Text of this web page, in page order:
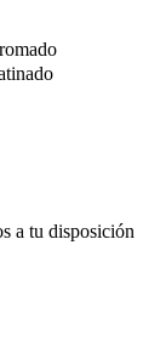
a tu disposición